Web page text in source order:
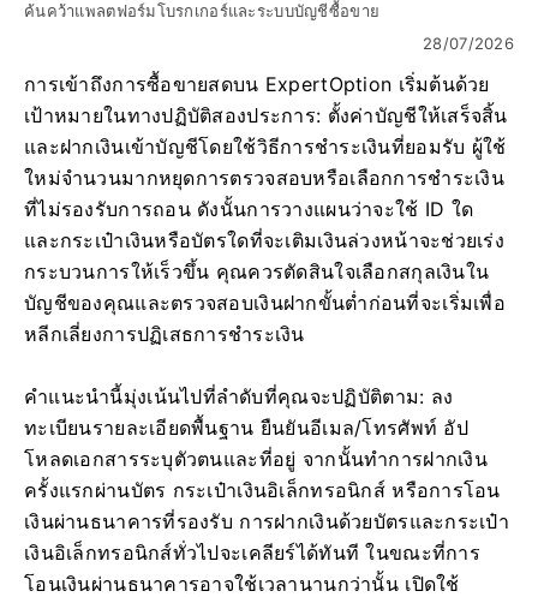
ค้นคว้าแพลตฟอร์มโบรกเกอร์และระบบบัญชีซื้อขาย
28/07/2026
การเข้าถึงการซื้อขายสดบน ExpertOption เริ่มต้นด้วย
เป้าหมายในทางปฏิบัติสองประการ: ตั้งค่าบัญชีให้เสร็จสิ้น
และฝากเงินเข้าบัญชีโดยใช้วิธีการชำระเงินที่ยอมรับ ผู้ใช้
ใหม่จำนวนมากหยุดการตรวจสอบหรือเลือกการชำระเงิน
ที่ไม่รองรับการถอน ดังนั้นการวางแผนว่าจะใช้ ID ใด
และกระเป๋าเงินหรือบัตรใดที่จะเติมเงินล่วงหน้าจะช่วยเร่ง
กระบวนการให้เร็วขึ้น คุณควรตัดสินใจเลือกสกุลเงินใน
บัญชีของคุณและตรวจสอบเงินฝากขั้นต่ำก่อนที่จะเริ่มเพื่อ
หลีกเลี่ยงการปฏิเสธการชำระเงิน
คำแนะนำนี้มุ่งเน้นไปที่ลำดับที่คุณจะปฏิบัติตาม: ลง
ทะเบียนรายละเอียดพื้นฐาน ยืนยันอีเมล/โทรศัพท์ อัป
โหลดเอกสารระบุตัวตนและที่อยู่ จากนั้นทำการฝากเงิน
ครั้งแรกผ่านบัตร กระเป๋าเงินอิเล็กทรอนิกส์ หรือการโอน
เงินผ่านธนาคารที่รองรับ การฝากเงินด้วยบัตรและกระเป๋า
เงินอิเล็กทรอนิกส์ทั่วไปจะเคลียร์ได้ทันที ในขณะที่การ
โอนเงินผ่านธนาคารอาจใช้เวลานานกว่านั้น เปิดใช้